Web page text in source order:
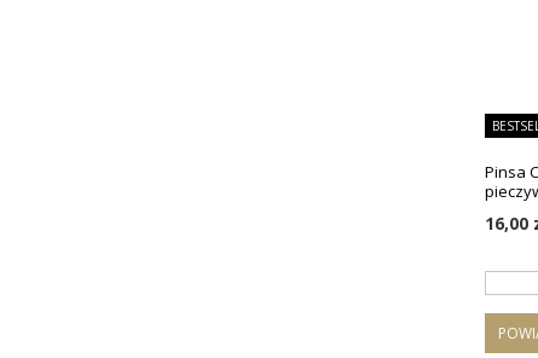
Pinsa
16,00